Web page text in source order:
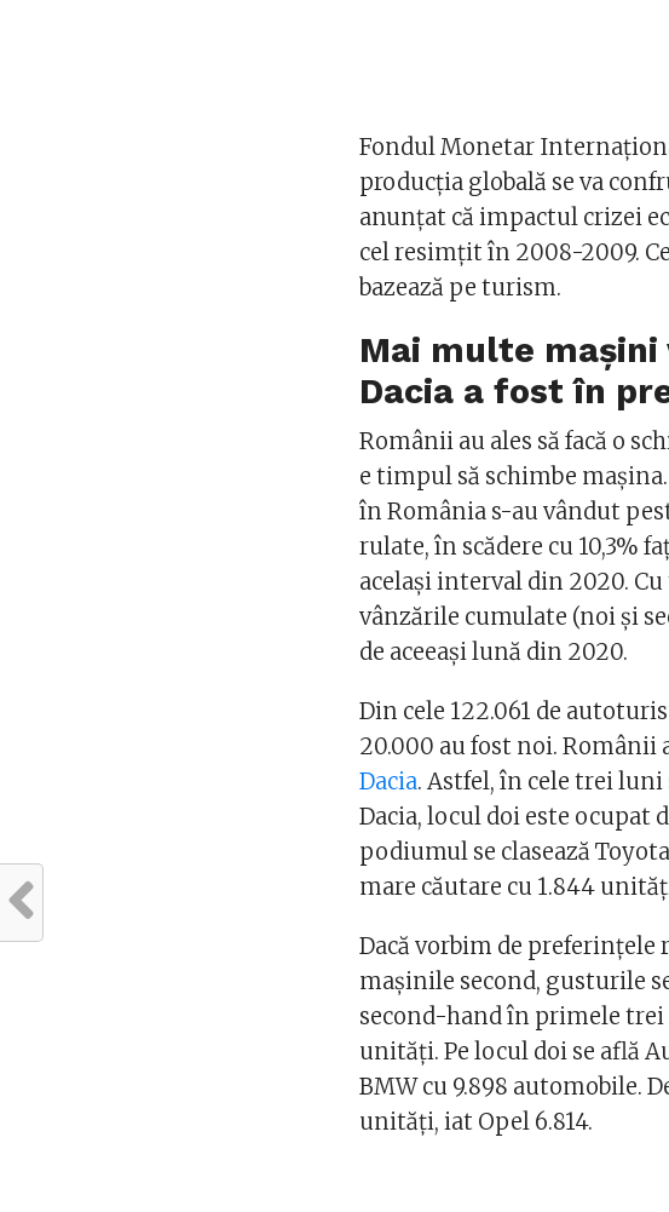
Fondul Monetar
producția globală se va
anunțat că impactul crizei
cel resimțit în 2008-2009.
bazează pe turism.
Mai multe
Dacia a fost în
Românii au ales să facă o
e timpul să schimbe
în România s-au vândut
rulate, în scădere cu 10,3%
același interval din 2020.
vânzările cumulate (noi și
de aceeași lună din 2020.
Din cele 122.061 de
20.000 au fost noi.
Dacia. Astfel, în cele trei
Dacia, locul doi este ocupat
podiumul se clasează
mare căutare cu 1.844
Dacă vorbim de preferințele
mașinile second, gusturile
second-hand în primele trei
unități. Pe locul doi se află
BMW cu 9.898 automobile.
unități, iat Opel 6.814.